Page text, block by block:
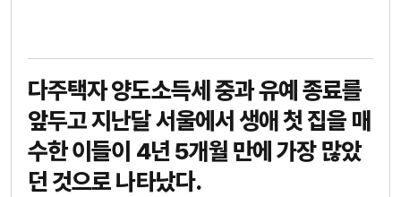
다주택자 양도소득세 중과 유예 종료를
앞두고 지난달 서울에서 생애 첫 집을 매
수한 이들이 4년 5개월 만에 가장 많았
던 것으로 나타났다.